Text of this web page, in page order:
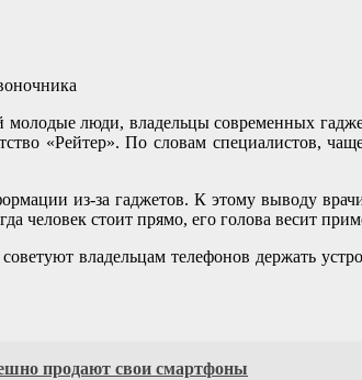
молодые люди, владельцы современных
«Рейтер». По словам специалистов,
из-за гаджетов. К этому выводу
человек стоит прямо, его голова весит
владельцам телефонов держать
продают свои смартфоны